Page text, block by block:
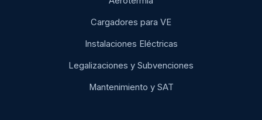
Cargadores para VE
Instalaciones Eléctricas
Legalizaciones y Subvenciones
Mantenimiento y SAT